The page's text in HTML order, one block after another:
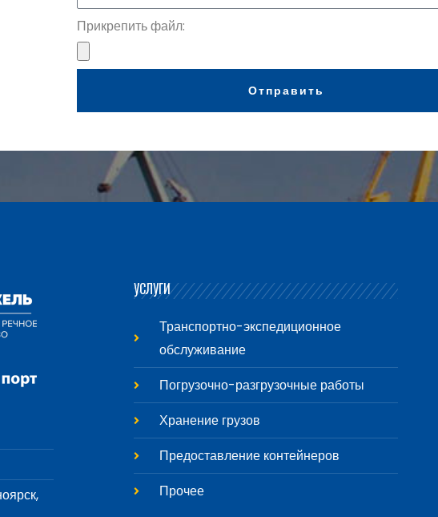
Прикрепить файл:
Отправить
УСЛУГИ
Транспортно-экспедиционное
обслуживание
Погрузочно-разгрузочные работы
Хранение грузов
Предоставление контейнеров
Прочее